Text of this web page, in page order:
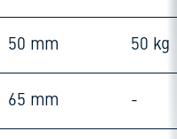
50 mm 50 kg
65 mm -